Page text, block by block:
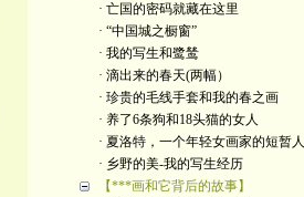
· 亡国的密码就藏在这里
· “中国城之橱窗”
· 我的写生和鹭鸶
· 滴出来的春天(两幅）
· 珍贵的毛线手套和我的春之画
· 养了6条狗和18头猫的女人
· 夏洛特，一个年轻女画家的短暂人
· 乡野的美-我的写生经历
【***画和它背后的故事】